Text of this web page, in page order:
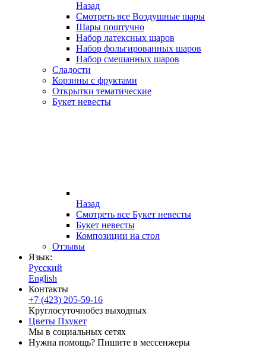
Назад
Смотреть все Воздушные шары
Шары поштучно
Набор латексных шаров
Набор фольгированных шаров
Набор смешанных шаров
Сладости
Корзины с фруктами
Открытки тематические
Букет невесты
Назад
Смотреть все Букет невесты
Букет невесты
Композиции на стол
Отзывы
Язык:
Русский
English
Контакты
+7 (423) 205-59-16
Круглосуточнобез выходных
Цветы Пхукет
Мы в социальных сетях
Нужна помощь? Пишите в мессенжеры